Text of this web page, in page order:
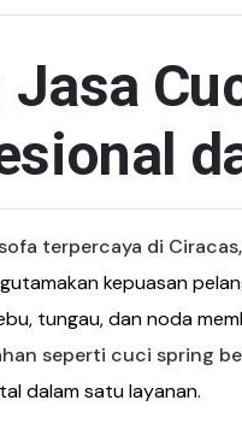
Jasa
terpercaya di
kepuasan
tungau, dan noda
seperti cuci spring
dalam satu layanan.